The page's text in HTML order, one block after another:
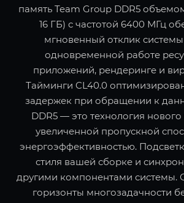
память Team Group DDR5
16 ГБ) с частотой 6400 МГц
мгновенный отклик
одновременной работе
приложений, рендеринге и
Тайминги CL40.0
задержек при обращении к
DDR5 — это технология
увеличенной пропускной
энергоэффективностью.
стиля вашей сборке и
другими компонентами системы.
горизонты многозадачности